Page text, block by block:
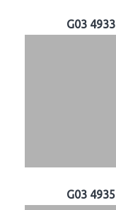
G03 4933
G03 4935